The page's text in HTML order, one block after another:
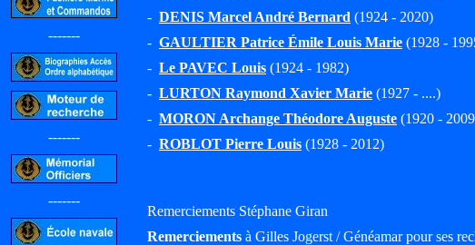
-------
-------
-------
- DENIS Marcel André Bernard (1924 - 2020)
- GAULTIER Patrice Émile Louis Marie (1928 -
- Le PAVEC Louis (1924 - 1982)
- LURTON Raymond Xavier Marie (1927 - ....)
- MORON Archange Théodore Auguste (1920 -
- ROBLOT Pierre Louis (1928 - 2012)
Remerciements Stéphane Giran
Remerciements à Gilles Jogerst / Généamar pour ses